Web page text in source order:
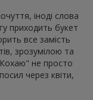
іноді слова
приходить букет
все замість
зрозумілою та
не просто
через квіти,